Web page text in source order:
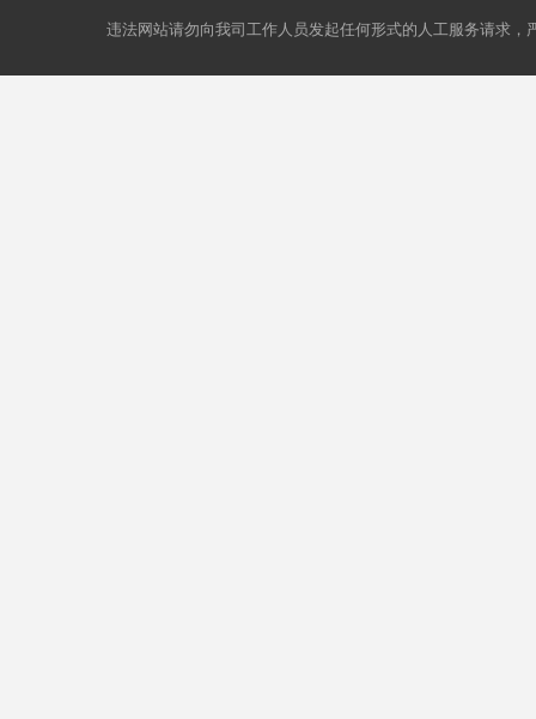
违法网站请勿向我司工作人员发起任何形式的人工服务请求，